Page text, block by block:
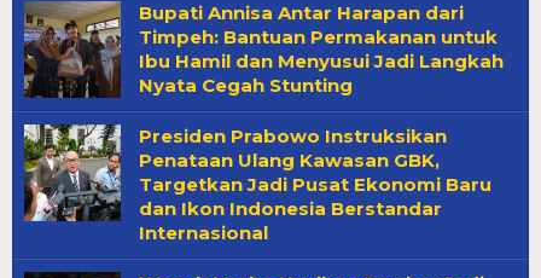
Bupati Annisa Antar Harapan dari
Timpeh: Bantuan Permakanan untuk
Ibu Hamil dan Menyusui Jadi Langkah
Nyata Cegah Stunting
Presiden Prabowo Instruksikan
Penataan Ulang Kawasan GBK,
Targetkan Jadi Pusat Ekonomi Baru
dan Ikon Indonesia Berstandar
Internasional